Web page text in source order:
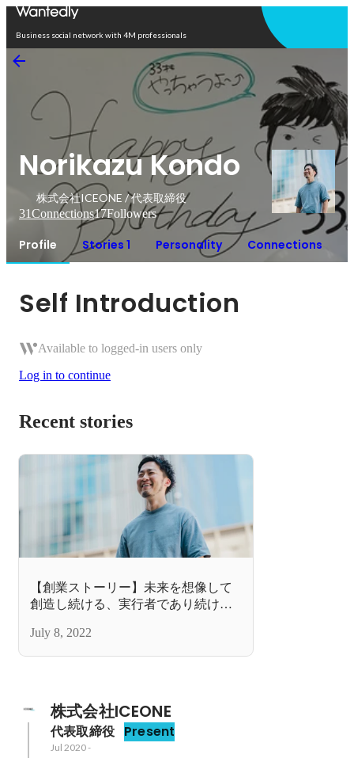
Business social network with 4M professionals
Norikazu Kondo
株式会社ICEONE / 代表取締役
31Connections17Followers
Profile Stories 1 Personality Connections
Self Introduction
Available to logged-in users only
Log in to continue
Recent stories
【創業ストーリー】未来を想像して
創造し続ける、実行者であり続けた
July 8, 2022
株式会社ICEONE
代表取締役 Present
Jul 2020-